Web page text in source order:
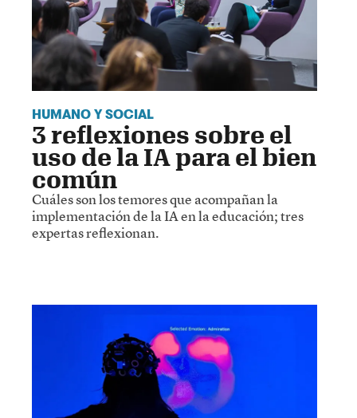
HUMANO Y SOCIAL
3 reflexiones sobre el
uso de la IA para el bien
común
Cuáles son los temores que acompañan la
implementación de la IA en la educación; tres
expertas reflexionan.